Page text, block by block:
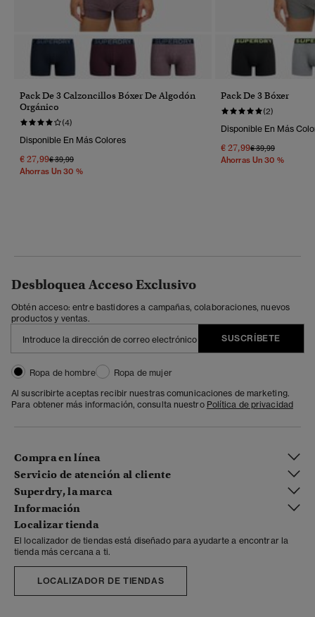
Pack De 3 Calzoncillos Bóxer De Algodón
Orgánico
(4)
Disponible En Más Colores
€ 27,99Precio Rebajado De
€ 39,99A
Ahorras Un 30 %
Pack De 3 Bóxer
(2)
Disponible En Más
€ 27,99Precio Rebajado
€ 39,99A
Ahorras Un 30 %
Desbloquea Acceso Exclusivo
Obtén acceso: entre bastidores a campañas, colaboraciones, nuevos
productos y ventas.
SUSCRÍBETE
Ropa de hombre
Ropa de mujer
Al suscribirte aceptas recibir nuestras comunicaciones de marketing.
Para obtener más información, consulta nuestro Política de privacidad
Compra en línea
Servicio de atención al cliente
Superdry, la marca
Información
Localizar tienda
El localizador de tiendas está diseñado para ayudarte a encontrar la
tienda más cercana a ti.
LOCALIZADOR DE TIENDAS